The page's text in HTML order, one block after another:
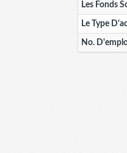
Les Fonds
Le Type
No.